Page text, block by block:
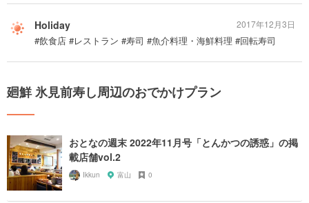
Holiday
#飲食店 #レストラン #寿司 #魚介料理・海鮮料理 #回転寿司
2017年12月3日
廻鮮 氷見前寿し周辺のおでかけプラン
おとなの週末 2022年11月号「とんかつの誘惑」の掲
載店舗vol.2
Ikkun 富山 0